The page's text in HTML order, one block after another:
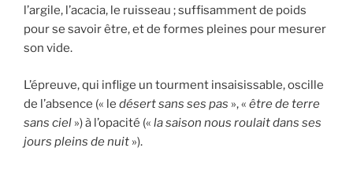
l’argile, l’acacia, le ruisseau ; suffisamment de poids
pour se savoir être, et de formes pleines pour mesurer
son vide.
L’épreuve, qui inflige un tourment insaisissable, oscille
de l’absence (« le désert sans ses pas », « être de terre
sans ciel ») à l’opacité (« la saison nous roulait dans ses
jours pleins de nuit »).